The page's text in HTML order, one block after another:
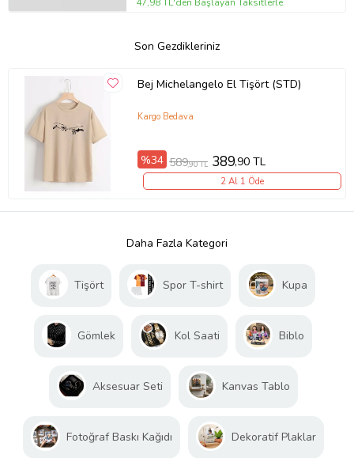
47,98 TL'den Başlayan Taksitlerle
Son Gezdikleriniz
Bej Michelangelo El Tişört (STD)
Kargo Bedava
%34 589,90 TL 389,90 TL
2 Al 1 Öde
Daha Fazla Kategori
Tişört Spor T-shirt Kupa
Gömlek Kol Saati Biblo
Aksesuar Seti Kanvas Tablo
Fotoğraf Baskı Kağıdı Dekoratif Plaklar